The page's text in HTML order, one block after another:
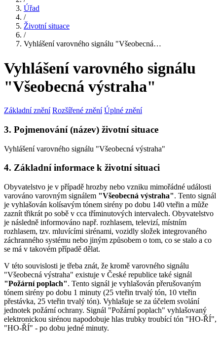
Úřad
/
Životní situace
/
Vyhlášení varovného signálu "Všeobecná…
Vyhlášení varovného signálu
"Všeobecná výstraha"
Základní znění Rozšířené znění Úplné znění
3. Pojmenování (název) životní situace
Vyhlášení varovného signálu "Všeobecná výstraha"
4. Základní informace k životní situaci
Obyvatelstvo je v případě hrozby nebo vzniku mimořádné události
varováno varovným signálem "Všeobecná výstraha". Tento signál
je vyhlašován kolísavým tónem sirény po dobu 140 vteřin a může
zaznít třikrát po sobě v cca tříminutových intervalech. Obyvatelstvo
je následně informováno např. rozhlasem, televizí, místním
rozhlasem, tzv. mluvícími sirénami, vozidly složek integrovaného
záchranného systému nebo jiným způsobem o tom, co se stalo a co
se má v takovém případě dělat.
V této souvislosti je třeba znát, že kromě varovného signálu
"Všeobecná výstraha" existuje v České republice také signál
"Požární poplach". Tento signál je vyhlašován přerušovaným
tónem sirény po dobu 1 minuty (25 vteřin trvalý tón, 10 vteřin
přestávka, 25 vteřin trvalý tón). Vyhlašuje se za účelem svolání
jednotek požární ochrany. Signál "Požární poplach" vyhlašovaný
elektronickou sirénou napodobuje hlas trubky troubící tón "HO-ŘÍ",
"HO-ŘÍ" - po dobu jedné minuty.